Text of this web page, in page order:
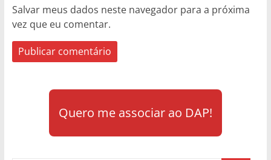
Salvar meus dados neste navegador para a próxima
vez que eu comentar.
Quero me associar ao DAP!